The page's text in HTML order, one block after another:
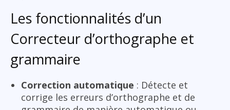
Les fonctionnalités d’un
Correcteur d’orthographe et
grammaire
Correction automatique : Détecte et
corrige les erreurs d’orthographe et de